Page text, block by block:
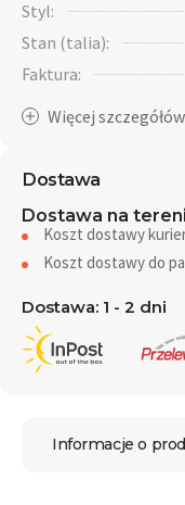
Styl:
Stan (talia):
Faktura:
Dostawa
Dostawa na
Koszt dostawy
Koszt dostawy do
Dostawa: 1 - 2 dni
Informacje o